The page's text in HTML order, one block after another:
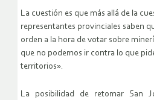
La cuestión es que más allá de la
representantes provinciales saben
orden a la hora de votar sobre
que no podemos ir contra lo que
territorios».
La posibilidad de retomar San